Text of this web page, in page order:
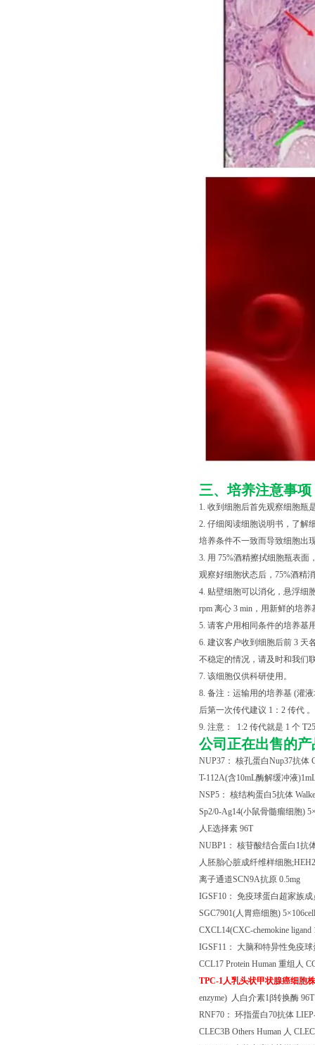
三、培养注意事项
1. 收到细胞后首先观察细胞瓶
2. 仔细阅读细胞说明书，了解
培养条件不一致而导致细胞出
3. 用 75%酒精擦拭细胞瓶表
观察好细胞状态后，75%酒精
4. 贴壁细胞可以消化，悬浮细
rpm 离心 3 min，用新鲜的培
5. 请客户用相同条件的培养基
6. 建议客户收到细胞后前 3 天
不稳定的情况，请及时和我们
7. 该细胞仅供科研使用。
8. 备注：运输用的培养基 (灌
后第一次传代建议 1：2 传代 。
9. 注意： 1:2 传代就是 1 个
公司正在出售的产
NUP37 ： 核孔蛋白Nup37抗体
T-112A(含10mL酶解缓冲液
NSP5 ： 核结构蛋白5抗体
Sp2/0-Ag14(小鼠骨髓瘤细胞) 5
人E选择素 96T
NUBP1 ： 核苷酸结合蛋白 1抗
人胚胎心脏成纤维样细胞
离子通道SCN9A抗原 0.5mg
IGSF10 ： 免疫球蛋白超家族成
SGC7901(人胃癌细胞) 5×
CXCL14(CXC-chemokine ligand
IGSF11 ： 大脑和特异性免疫
CCL17 Protein Human 重组人
TPC-1人乳头状甲状腺癌细胞株
enzyme) 人白介素1β转换酶 96T
RNF70 ： 环指蛋白70抗体
CLEC3B Others Human 人